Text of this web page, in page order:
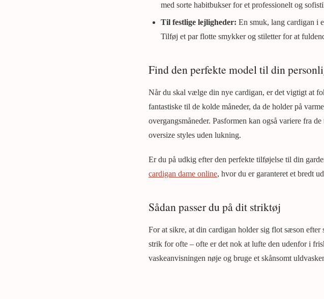
med sorte habitbukser for et professionelt og
Til festlige lejligheder: En smuk, lang cardigan i
Tilføj et par flotte smykker og stiletter for at
Find den perfekte model til din
Når du skal vælge din nye cardigan, er det vigtigt at
fantastiske til de kolde måneder, da de holder på
overgangsmåneder. Pasformen kan også variere fra
oversize styles uden lukning.
Er du på udkig efter den perfekte tilføjelse til din
cardigan dame online, hvor du er garanteret et bredt
Sådan passer du på dit striktøj
For at sikre, at din cardigan holder sig flot sæson
strik for ofte – ofte er det nok at lufte den udenfor i
vaskeanvisningen nøje og bruge et skånsomt